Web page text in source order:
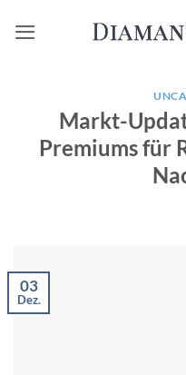
Inhalt
Markt-
Premiums für
03
Dez.